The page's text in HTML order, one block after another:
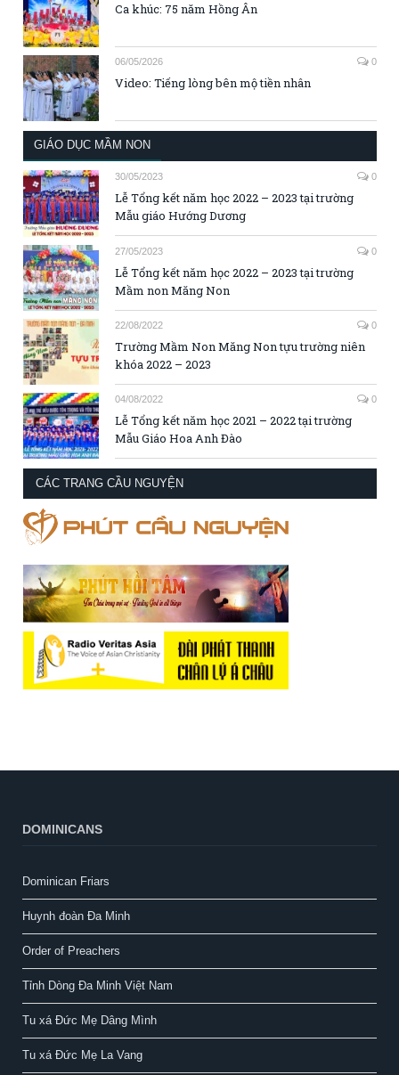
Ca khúc: 75 năm Hồng Ân
06/05/2026 0
Video: Tiếng lòng bên mộ tiền nhân
GIÁO DỤC MẦM NON
30/05/2023 0
Lễ Tổng kết năm học 2022 – 2023 tại trường
Mẫu giáo Hướng Dương
27/05/2023 0
Lễ Tổng kết năm học 2022 – 2023 tại trường
Mầm non Măng Non
22/08/2022 0
Trường Mầm Non Măng Non tựu trường niên
khóa 2022 – 2023
04/08/2022 0
Lễ Tổng kết năm học 2021 – 2022 tại trường
Mẫu Giáo Hoa Anh Đào
CÁC TRANG CẦU NGUYỆN
DOMINICANS
Dominican Friars
Huynh đoàn Đa Minh
Order of Preachers
Tỉnh Dòng Đa Minh Việt Nam
Tu xá Đức Mẹ Dâng Mình
Tu xá Đức Mẹ La Vang